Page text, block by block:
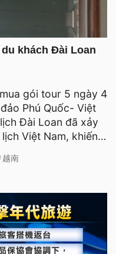
khách Đài Loan
gói tour 5 ngày 4
Phú Quốc- Việt
Đài Loan đã xảy
Việt Nam, khiến
越南